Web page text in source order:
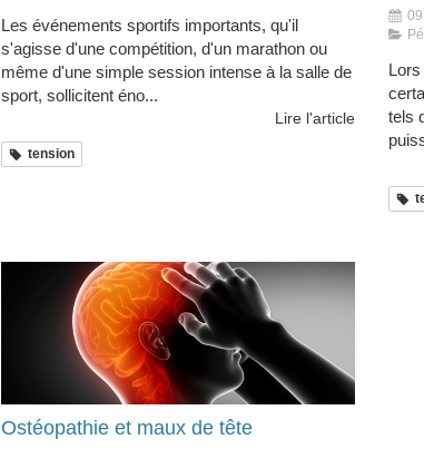
Les événements sportifs importants, qu'il
s'agisse d'une compétition, d'un marathon ou
même d'une simple session intense à la salle de
sport, sollicitent éno...
Lire l'article
tension
tels
Ostéopathie et maux de tête